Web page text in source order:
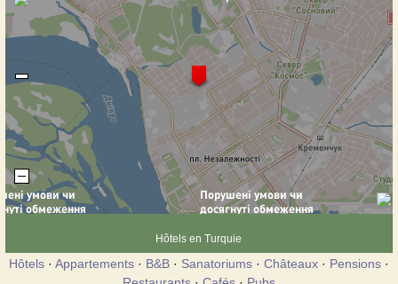
Hôtels en Turquie
Hôtels · Appartements · B&B · Sanatoriums · Châteaux · Pensions ·